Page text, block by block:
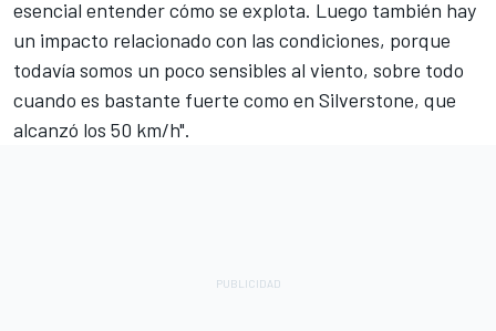
esencial entender cómo se explota. Luego también hay
un impacto relacionado con las condiciones, porque
todavía somos un poco sensibles al viento, sobre todo
cuando es bastante fuerte como en Silverstone, que
alcanzó los 50 km/h".